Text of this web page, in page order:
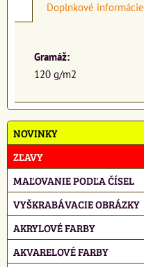
Doplnkové informácie
Gramáž:
120 g/m2
NOVINKY
ZĽAVY
MAĽOVANIE PODĽA ČÍSEL
VYŠKRABÁVACIE OBRÁZKY
AKRYLOVÉ FARBY
AKVARELOVÉ FARBY